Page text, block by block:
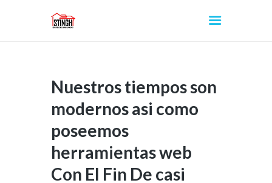
INICIO
Nuestros tiempos son
modernos asi­ como
poseemos
herramientas web
Con El Fin De casi